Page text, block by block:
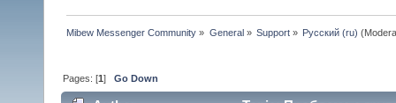
Mibew Messenger Community » General» Support» Русский (ru)
Pages: [1]Go Down